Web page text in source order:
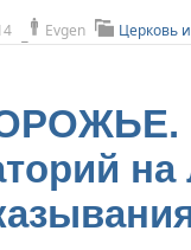
Evgen Церковь